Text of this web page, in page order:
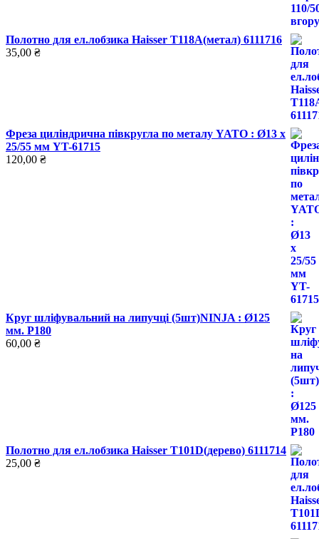
Полотно для ел.лобзика Haisser T118А(метал) 6111716
35,00 ₴
Фреза циліндрична півкругла по металу YATO : Ø13 x
25/55 мм YT-61715
120,00 ₴
Круг шліфувальний на липучці (5шт)NINJA : Ø125
мм. Р180
60,00 ₴
Полотно для ел.лобзика Haisser T101D(дерево) 6111714
25,00 ₴